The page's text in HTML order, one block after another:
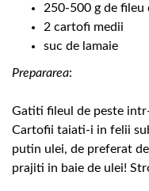
250-500 g de fileu
2 cartofi medii
suc de lamaie
Prepararea:
Gatiti fileul de peste
Cartofii taiati-i in felii
putin ulei, de preferat
prajiti in baie de ulei!